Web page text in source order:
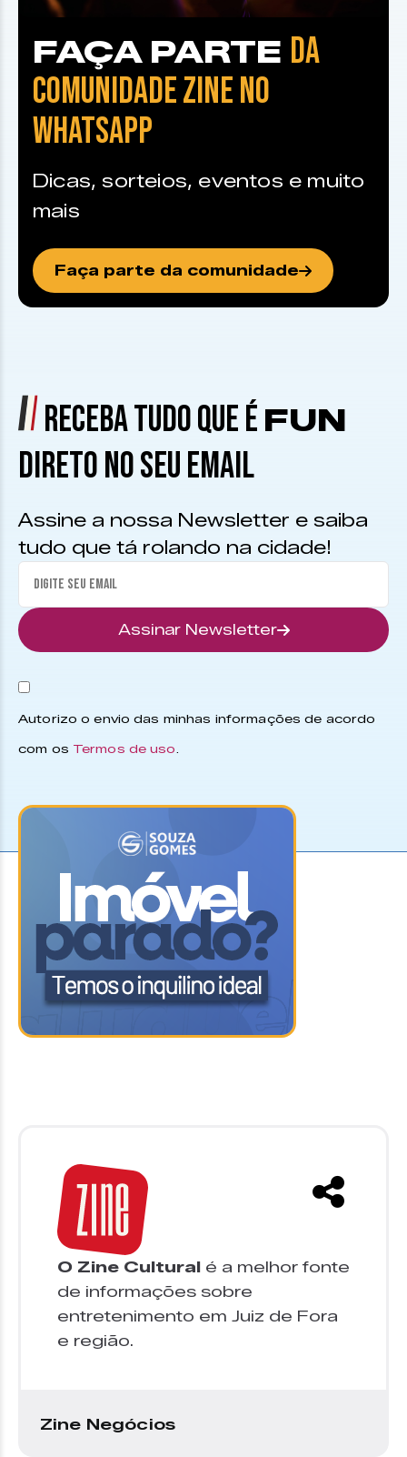
FAÇA PARTE DA
COMUNIDADE ZINE NO
WHATSAPP
Dicas, sorteios, eventos e muito
mais
Faça parte da comunidade
RECEBA TUDO QUE É FUN
DIRETO NO SEU EMAIL
Assine a nossa Newsletter e saiba
tudo que tá rolando na cidade!
Assinar Newsletter
Autorizo o envio das minhas informações de acordo
com os Termos de uso.
O Zine Cultural é a melhor fonte
de informações sobre
entretenimento em Juiz de Fora
e região.
Zine Negócios